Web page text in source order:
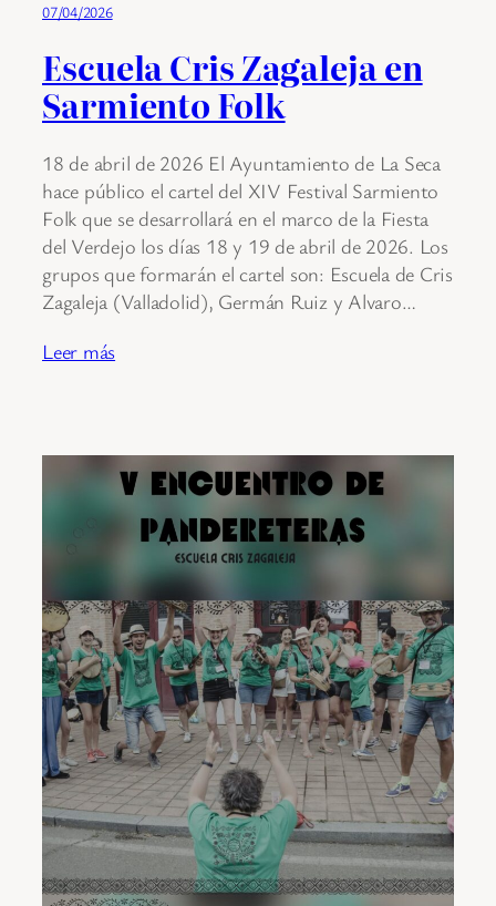
07/04/2026
Escuela Cris Zagaleja en
Sarmiento Folk
18 de abril de 2026 El Ayuntamiento de La Seca
hace público el cartel del XIV Festival Sarmiento
Folk que se desarrollará en el marco de la Fiesta
del Verdejo los días 18 y 19 de abril de 2026. Los
grupos que formarán el cartel son: Escuela de Cris
Zagaleja (Valladolid), Germán Ruiz y Alvaro…
Leer más